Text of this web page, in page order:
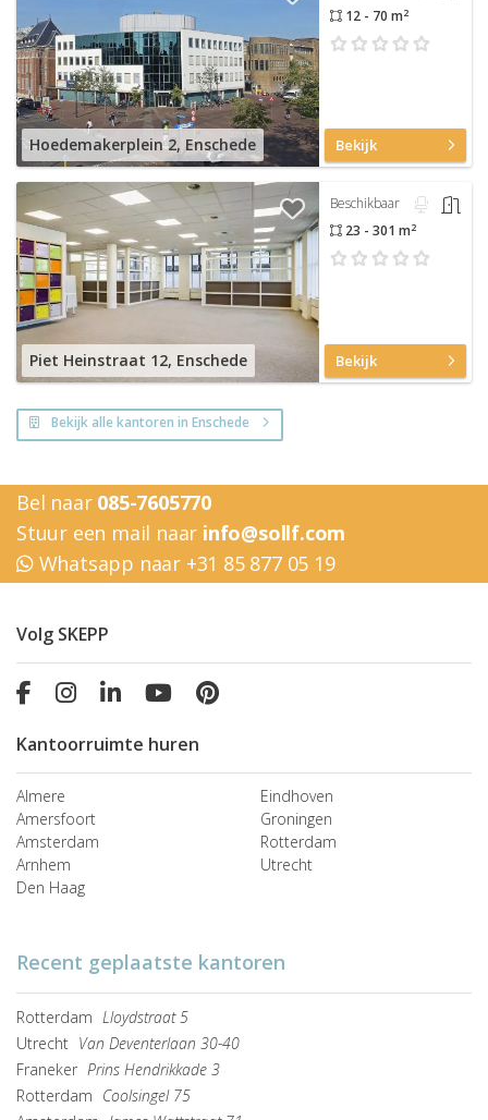
Hoedemakerplein 2, Enschede
12 - 70 m2
Bekijk
Piet Heinstraat 12, Enschede
Beschikbaar
23 - 301 m2
Bekijk
Bekijk alle kantoren in Enschede
Bel naar 085-7605770
Stuur een mail naar info@sollf.com
Whatsapp naar +31 85 877 05 19
Volg SKEPP
Kantoorruimte huren
Almere
Amersfoort
Amsterdam
Arnhem
Den Haag
Eindhoven
Groningen
Rotterdam
Utrecht
Recent geplaatste kantoren
Rotterdam Lloydstraat 5
Utrecht Van Deventerlaan 30-40
Franeker Prins Hendrikkade 3
Rotterdam Coolsingel 75